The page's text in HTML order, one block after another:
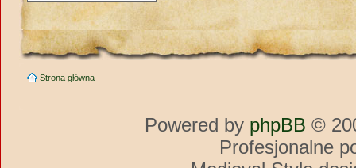
Strona główna
Powered by phpBB ©
Profesjonalne